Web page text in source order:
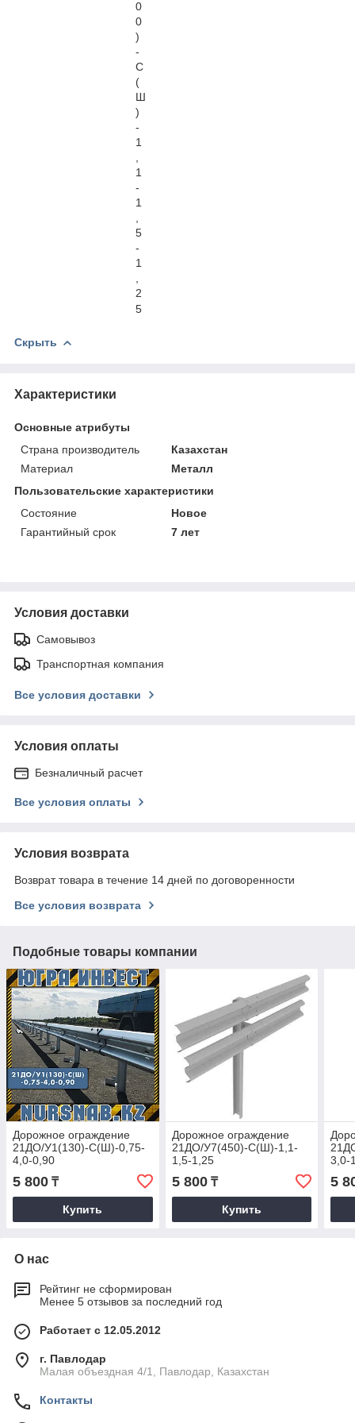
0
0
)
-
С
(
Ш
)
-
1
1
-
1
5
-
1
2
5
Скрыть
Характеристики
Основные атрибуты
Страна производитель
Казахстан
Материал
Металл
Пользовательские характеристики
Состояние
Новое
Гарантийный срок
7 лет
Условия доставки
Самовывоз
Транспортная компания
Все условия доставки
Условия оплаты
Безналичный расчет
Все условия оплаты
Условия возврата
Возврат товара в течение 14 дней по договоренности
Все условия возврата
Подобные товары компании
Дорожное ограждение
21ДО/У1(130)-С(Ш)-0,75-
4,0-0,90
5 800 ₸
Купить
Дорожное ограждение
21ДО/У7(450)-С(Ш)-1,1-
1,5-1,25
5 800₸
Купить
3,0-
5
О нас
Рейтинг не сформирован
Менее 5 отзывов за последний год
Работает с 12.05.2012
г. Павлодар
Малая объездная 4/1, Павлодар, Казахстан
Контакты